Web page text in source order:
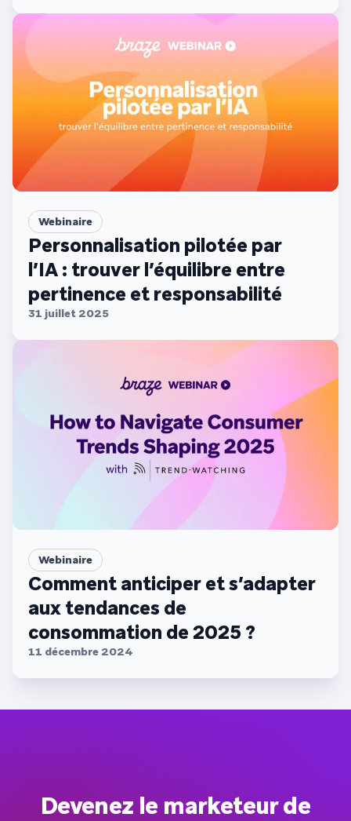
Webinaire
Personnalisation pilotée par
l’IA : trouver l’équilibre entre
pertinence et responsabilité
31 juillet 2025
Webinaire
Comment anticiper et s’adapter
aux tendances de
consommation de 2025 ?
11 décembre 2024
Devenez le marketeur de